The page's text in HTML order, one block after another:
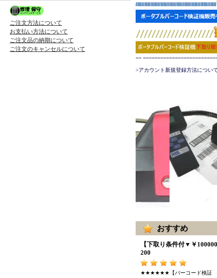
ご注文方法について
お支払い方法について
ご注文品の納期について
ご注文のキャンセルについて
==
>アカウント新規登録方法につい
おすすめ
【下取り条件付▼￥ 100000
200
★★★★★★【バーコード検証